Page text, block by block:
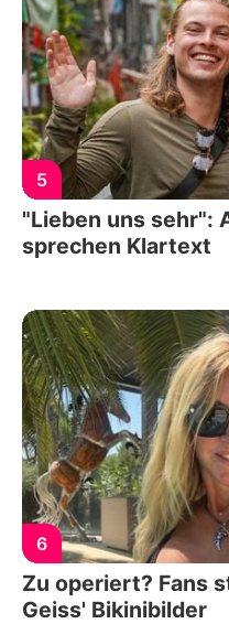
5
"Lieben uns sehr":
sprechen Klartext
6
Zu operiert? Fans
Geiss' Bikinibilder